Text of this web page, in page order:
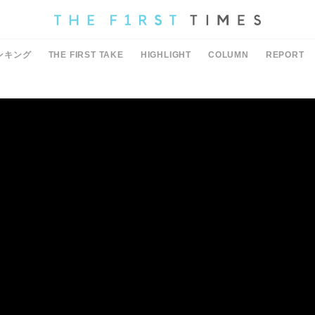
キング THE FIRST TAKE HIGHLIGHT COLUMN REPORT